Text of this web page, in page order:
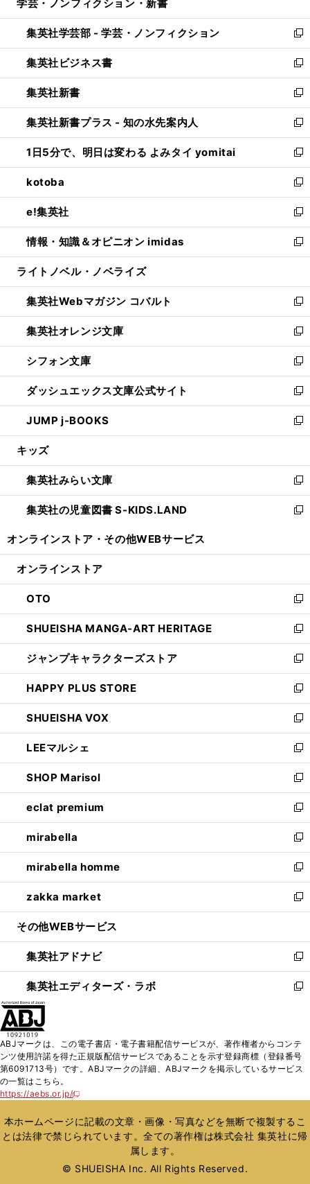
開
く
ウ
で
開
く
ン
ド
ウ
で
開
く
ウ
ィ
ン
ド
ウ
で
開
く
学芸・ノンフィクション・新書
集英社学芸部 - 学芸・ノンフィクション
新
し
い
ウ
ィ
ン
ド
ウ
で
開
く
集英社ビジネス書
新
し
い
ウ
ィ
ン
ド
ウ
で
開
く
集英社新書
新
し
い
ウ
ィ
ン
ド
ウ
で
開
く
集英社新書プラス - 知の水先案内人
新
し
い
ウ
ィ
ン
ド
ウ
で
開
1日5分で、明日は変わる よみタイ yomitai
新
し
い
ウ
ィ
ン
ド
ウ
開
く
kotoba
新
し
い
ウ
ィ
ン
ウ
で
開
く
e!集英社
新
し
い
ウ
ン
ド
ウ
で
開
く
情報・知識＆オピニオン imidas
新
し
ウ
ィ
ン
ド
ウ
で
開
く
ライトノベル・ノベライズ
集英社Webマガジン コバルト
新
し
い
ウ
ィ
ン
ド
ウ
で
開
集英社オレンジ文庫
新
し
い
ウ
ィ
ン
ド
ウ
開
く
シフォン文庫
新
し
い
ウ
ィ
ン
ウ
で
開
く
ダッシュエックス文庫公式サイト
新
し
い
ウ
ン
ド
ウ
で
JUMP j-BOOKS
新
し
ウ
ィ
ン
ド
開
キッズ
集英社みらい文庫
新
し
い
ン
ウ
で
開
く
集英社の児童図書 S-KIDS.LAND
新
ウ
ン
ド
ウ
で
開
く
オンラインストア・ その他WEBサービス
オンラインストア
OTO
新
し
い
ウ
ィ
ン
ド
ウ
で
開
く
SHUEISHA MANGA-ART HERITAGE
新
し
い
ウ
ィ
ン
ド
ウ
で
開
く
ジャンプキャラクターズストア
新
し
い
ウ
ィ
ン
ド
ウ
で
開
く
HAPPY PLUS STORE
新
し
い
ウ
ィ
ン
ド
ウ
で
開
く
SHUEISHA VOX
新
し
い
ウ
ィ
ン
ド
ウ
で
開
く
LEEマルシェ
新
し
い
ウ
ィ
ン
ド
ウ
で
開
く
SHOP Marisol
新
し
い
ウ
ィ
ン
ド
ウ
で
開
eclat premium
新
し
い
ウ
ィ
ン
ド
ウ
開
く
mirabella
新
し
い
ウ
ィ
ン
ウ
で
開
く
mirabella homme
新
し
い
ウ
ン
ド
ウ
で
zakka market
新
し
ウ
ィ
ン
ド
く
その他WEBサービス
集英社アドナビ
新
し
い
ド
ウ
で
集英社エディターズ・ラボ
新
ィ
ン
ド
開
く
ABJマークは、この電子書店・電子書籍配信サービスが、著作権者からコンテ
ンツ使用許諾を得た正規版配信サービスであることを示す登録商標（登録番号
第6091713号）です。ABJマークの詳細、ABJマークを掲示しているサービス
の一覧はこちら。
https://aebs.or.jp/
新
い
ウ
ィ
ウ
本ホームページに記載の文章・画像・写真などを無断で複製するこ
とは法律で禁じられています。全ての著作権は株式会社 集英社に帰
属します。
© SHUEISHA Inc. All Rights Reserved.